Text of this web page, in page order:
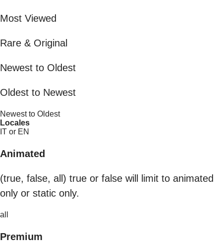
Most Viewed
Rare & Original
Newest to Oldest
Oldest to Newest
Newest to Oldest
Locales
IT or EN
Animated
(true, false, all) true or false will limit to animated
only or static only.
all
Premium